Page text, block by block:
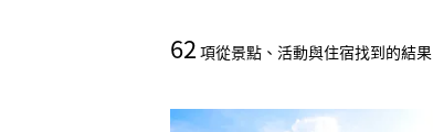
62項從景點、活動與住宿找到的結果